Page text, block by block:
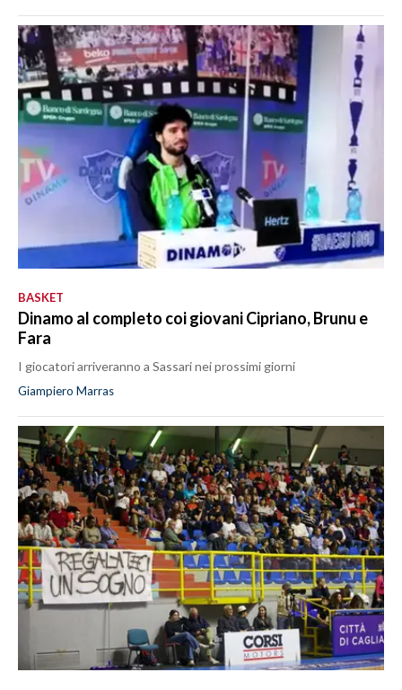
BASKET
Dinamo al completo coi giovani Cipriano, Brunu e
Fara
I giocatori arriveranno a Sassari nei prossimi giorni
Giampiero Marras